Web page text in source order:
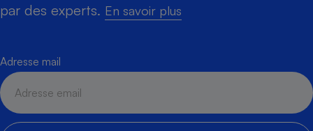
par des experts. En savoir plus
Adresse mail